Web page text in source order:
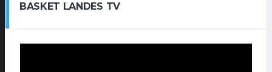
BASKET LANDES TV